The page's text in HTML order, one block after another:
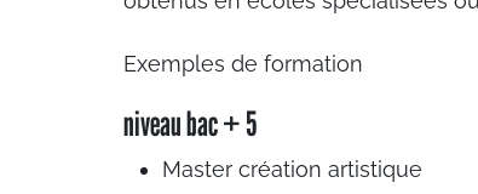
Exemples de formation
niveau bac + 5
Master création artistique